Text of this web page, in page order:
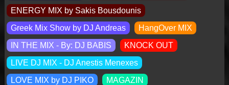
ENERGY MIX by Sakis Βousdounis
Greek Mix Show by DJ Andreas
HangOver MIX
IN THE MIX - By: DJ BABIS
KNOCK OUT
LIVE DJ MIX - DJ Anestis Menexes
LOVE MIX by DJ PIKO
MAGAZIN